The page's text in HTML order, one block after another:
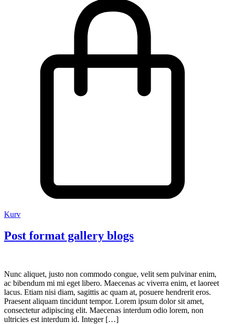
Kurv
Post format gallery blogs
Nunc aliquet, justo non commodo congue, velit sem pulvinar enim,
ac bibendum mi mi eget libero. Maecenas ac viverra enim, et laoreet
lacus. Etiam nisi diam, sagittis ac quam at, posuere hendrerit eros.
Praesent aliquam tincidunt tempor. Lorem ipsum dolor sit amet,
consectetur adipiscing elit. Maecenas interdum odio lorem, non
ultricies est interdum id. Integer […]